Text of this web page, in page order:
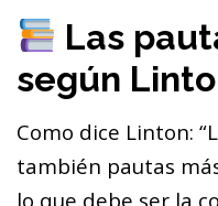
Las
según
Como dice Linton:
también pautas
lo que debe ser la